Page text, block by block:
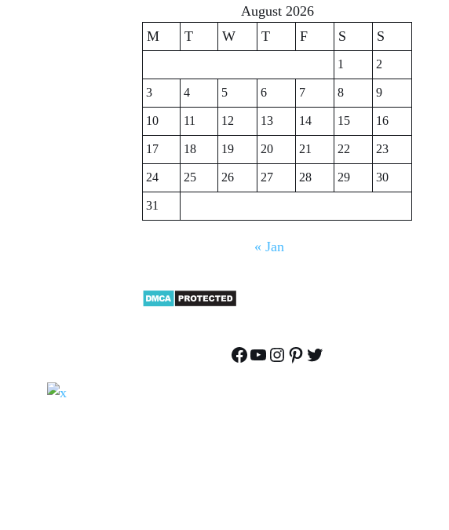
August 2026
M
T W T F S S
1
2
3
4 5 6 7 8
9
10
11 12 13 14 15
16
17
18 19 20 21 22
23
24
25 26 27 28 29
30
31
« Jan